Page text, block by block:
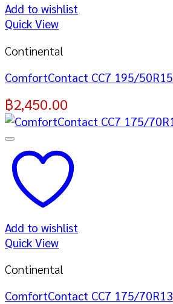
Add to wishlist
Quick View
Continental
ComfortContact CC7 195/50R15
฿2,450.00
Add to wishlist
Quick View
Continental
ComfortContact CC7 175/70R13